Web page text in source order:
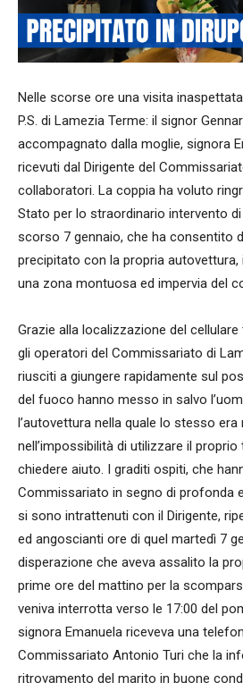
Nelle scorse ore una visita
P.S. di Lamezia Terme: il signor
accompagnato dalla moglie, signora
ricevuti dal Dirigente del
collaboratori. La coppia ha voluto
Stato per lo straordinario intervento
scorso 7 gennaio, che ha consentito
precipitato con la propria
una zona montuosa ed impervia del
Grazie alla localizzazione del
gli operatori del Commissariato di
riusciti a giungere rapidamente sul
del fuoco hanno messo in salvo
l’autovettura nella quale lo stesso
nell’impossibilità di utilizzare il
chiedere aiuto. I graditi ospiti, che
Commissariato in segno di profonda
si sono intrattenuti con il Dirigente,
ed angoscianti ore di quel martedì 7
disperazione che aveva assalito la
prime ore del mattino per la
veniva interrotta verso le 17:00 del
signora Emanuela riceveva una
Commissariato Antonio Turi che la
ritrovamento del marito in buone